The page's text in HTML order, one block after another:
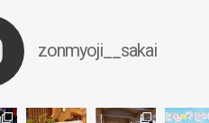
zonmyoji__sakai